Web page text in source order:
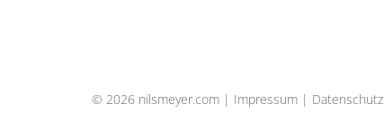
© 2026 nilsmeyer.com | Impressum | Datenschutz